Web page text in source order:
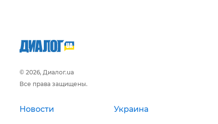
© 2026, Диалог.ua
Все права защищены.
Новости Украина